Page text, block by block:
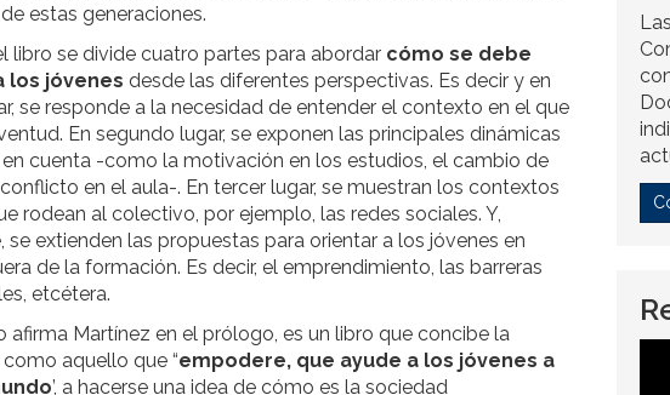
estas generaciones.
libro se divide cuatro partes para abordar cómo se debe
los jóvenes desde las diferentes perspectivas. Es decir y en
se responde a la necesidad de entender el contexto en el que
En segundo lugar, se exponen las principales dinámicas
cuenta -como la motivación en los estudios, el cambio de
en el aula-. En tercer lugar, se muestran los contextos
rodean al colectivo, por ejemplo, las redes sociales. Y,
se extienden las propuestas para orientar a los jóvenes en
de la formación. Es decir, el emprendimiento, las barreras
etcétera.
afirma Martínez en el prólogo, es un libro que concibe la
aquello que “empodere, que ayude a los jóvenes a
’, a hacerse una idea de cómo es la sociedad